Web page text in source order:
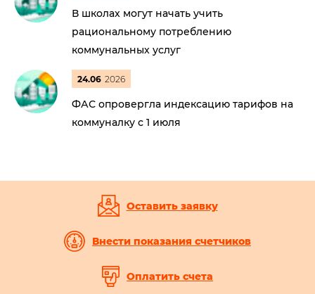
В школах могут начать учить
рациональному потреблению
коммунальных услуг
24.06 2026
ФАС опровергла индексацию тарифов на
коммуналку с 1 июля
Оставить заявку
Внести показания счетчиков
Оплатить счета